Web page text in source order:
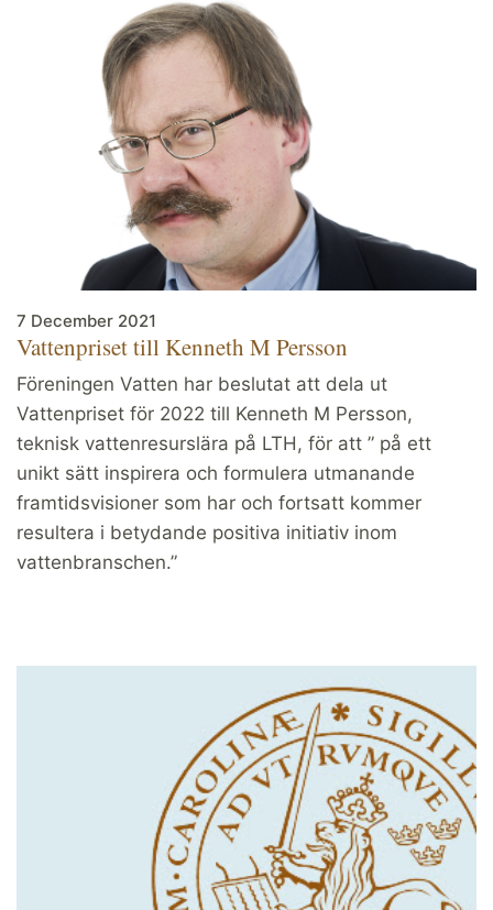
7 December 2021
Vattenpriset till Kenneth M Persson
Föreningen Vatten har beslutat att dela ut
Vattenpriset för 2022 till Kenneth M Persson,
teknisk vattenresurslära på LTH, för att ” på ett
unikt sätt inspirera och formulera utmanande
framtidsvisioner som har och fortsatt kommer
resultera i betydande positiva initiativ inom
vattenbranschen.”